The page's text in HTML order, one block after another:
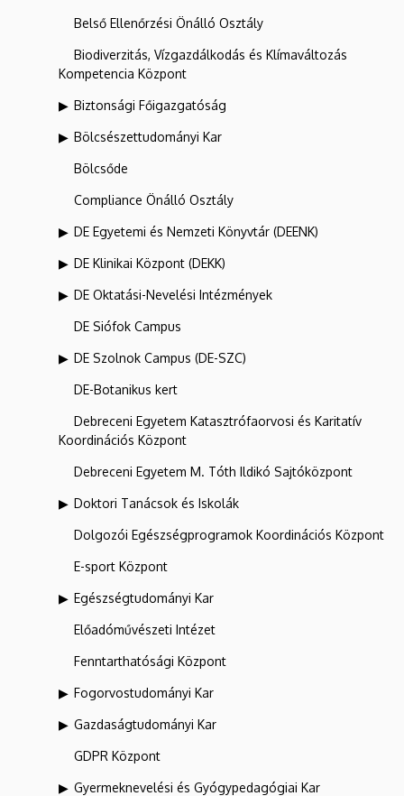
Belső Ellenőrzési Önálló Osztály
Biodiverzitás, Vízgazdálkodás és Klímaváltozás
Kompetencia Központ
Biztonsági Főigazgatóság
Bölcsészettudományi Kar
Bölcsőde
Compliance Önálló Osztály
DE Egyetemi és Nemzeti Könyvtár (DEENK)
DE Klinikai Központ (DEKK)
DE Oktatási-Nevelési Intézmények
DE Siófok Campus
DE Szolnok Campus (DE-SZC)
DE-Botanikus kert
Debreceni Egyetem Katasztrófaorvosi és Karitatív
Koordinációs Központ
Debreceni Egyetem M. Tóth Ildikó Sajtóközpont
Doktori Tanácsok és Iskolák
Dolgozói Egészségprogramok Koordinációs Központ
E-sport Központ
Egészségtudományi Kar
Előadóművészeti Intézet
Fenntarthatósági Központ
Fogorvostudományi Kar
Gazdaságtudományi Kar
GDPR Központ
Gyermeknevelési és Gyógypedagógiai Kar